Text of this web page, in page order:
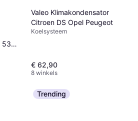
538
Valeo Klimakondensator
Citroen DS Opel Peugeot
Koelsysteem
€ 62,90
8 winkels
Trending